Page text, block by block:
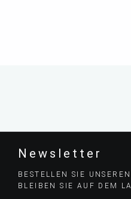
Newsletter
BESTELLEN SIE
BLEIBEN SIE AUF DEM